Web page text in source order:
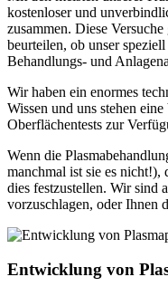
kostenloser und
zusammen. Diese
beurteilen, ob unser
Behandlungs- und
Wir haben ein enormes
Wissen und uns stehen
Oberflächentests zur
Wenn die
manchmal ist sie es
dies festzustellen. Wir sind
vorzuschlagen, oder Ihnen
Entwicklung von